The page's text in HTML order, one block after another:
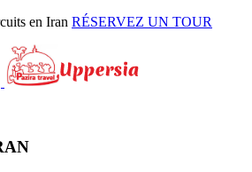
en Iran RÉSERVEZ UN TOUR